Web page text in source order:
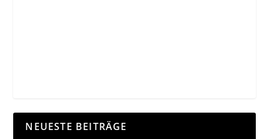
NEUESTE BEITRÄGE